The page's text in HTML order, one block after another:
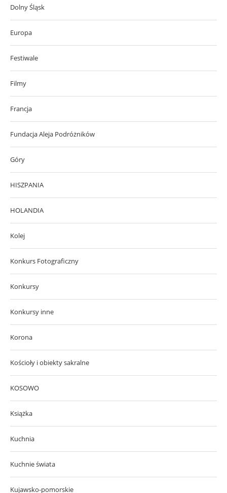
Dolny Śląsk
Europa
Festiwale
Filmy
Francja
Fundacja Aleja Podróżników
Góry
HISZPANIA
HOLANDIA
Kolej
Konkurs Fotograficzny
Konkursy
Konkursy inne
Korona
Kościoły i obiekty sakralne
KOSOWO
Książka
Kuchnia
Kuchnie świata
Kujawsko-pomorskie